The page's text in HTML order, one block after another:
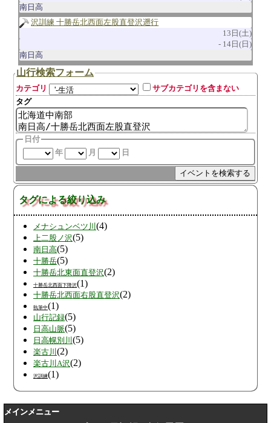
南日高
沢訓練 十勝岳北西面左股直登沢遡行
13日(土)
14日(日)
南日高
山行検索フォーム
カテゴリ
サブカテゴリを含まない
タグ
日付
年
月 日
タグによる絞り込み
メナシュンベツ川 (4)
上二股ノ沢(5)
南日高(5)
十勝岳(5)
十勝岳北東面直登沢(2)
十勝岳北西面下降沢(1)
十勝岳北西面右股直登沢(2)
執筆中(1)
山行記録(5)
日高山脈(5)
日高幌別川 (5)
楽古川 (2)
楽古川A沢(2)
沢訓練(1)
メインメニュー